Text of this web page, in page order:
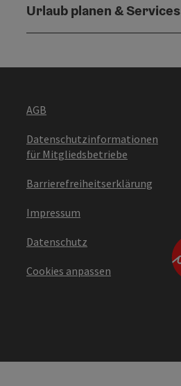
Urlaub planen & Services
AGB
Datenschutzinformationen
für Mitgliedsbetriebe
Barrierefreiheitserklärung
Impressum
Datenschutz
Cookies anpassen